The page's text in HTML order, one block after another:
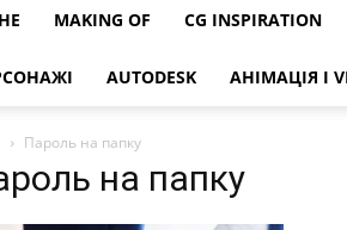
MAKING OF CG INSPIRATION
AUTODESK АНІМАЦІЯ І
Пароль на папку
на папку